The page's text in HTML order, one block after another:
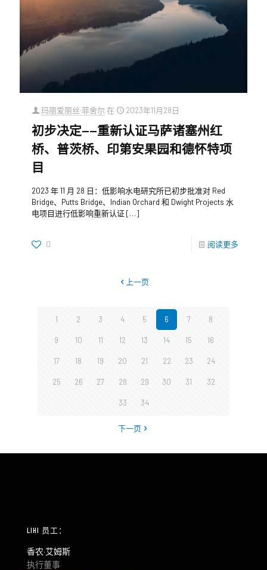
玛丽爱丽丝·菲舍尔 在 2023年11月28日
初步决定——重新认证马萨诸塞州红
桥、普茨桥、印第安果园和德怀特项
目
2023 年 11 月 28 日：低影响水电研究所已初步批准对 Red
Bridge、Putts Bridge、Indian Orchard 和 Dwight Projects 水
电项目进行低影响重新认证[…]
0 阅读更多
上一页
1 2 3 4 5 6 7 8
9 10 11 12 13 14 15 16
17 18 19 20 21 22 23 24
25 26 27 28 29 30 31 32
33 34
下一页
LIHI 员工：
香农·艾姆斯
执行董事